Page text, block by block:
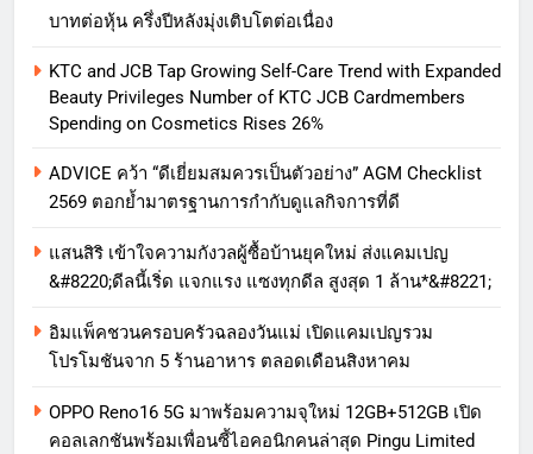
บาทต่อหุ้น ครึ่งปีหลังมุ่งเติบโตต่อเนื่อง
KTC and JCB Tap Growing Self-Care Trend with Expanded
Beauty Privileges Number of KTC JCB Cardmembers
Spending on Cosmetics Rises 26%
ADVICE คว้า “ดีเยี่ยมสมควรเป็นตัวอย่าง” AGM Checklist
2569 ตอกย้ำมาตรฐานการกำกับดูแลกิจการที่ดี
แสนสิริ เข้าใจความกังวลผู้ซื้อบ้านยุคใหม่ ส่งแคมเปญ
&#8220;ดีลนี้เริ่ด แจกแรง แซงทุกดีล สูงสุด 1 ล้าน*&#8221;
อิมแพ็คชวนครอบครัวฉลองวันแม่ เปิดแคมเปญรวม
โปรโมชันจาก 5 ร้านอาหาร ตลอดเดือนสิงหาคม
OPPO Reno16 5G มาพร้อมความจุใหม่ 12GB+512GB เปิด
คอลเลกชันพร้อมเพื่อนซี้ไอคอนิกคนล่าสุด Pingu Limited